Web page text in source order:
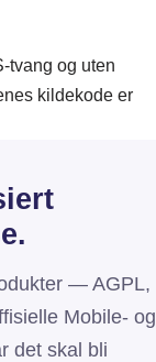
tvang og uten
kildekode er
— AGPL,
Mobile- og
det skal bli